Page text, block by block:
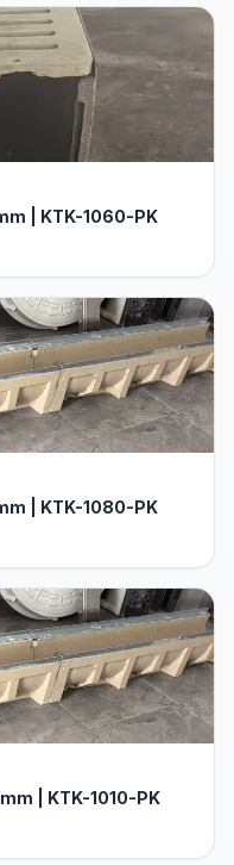
| KTK-1060-PK
| KTK-1080-PK
| KTK-1010-PK